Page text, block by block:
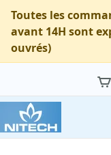
Toutes les
avant 14H sont
ouvrés)